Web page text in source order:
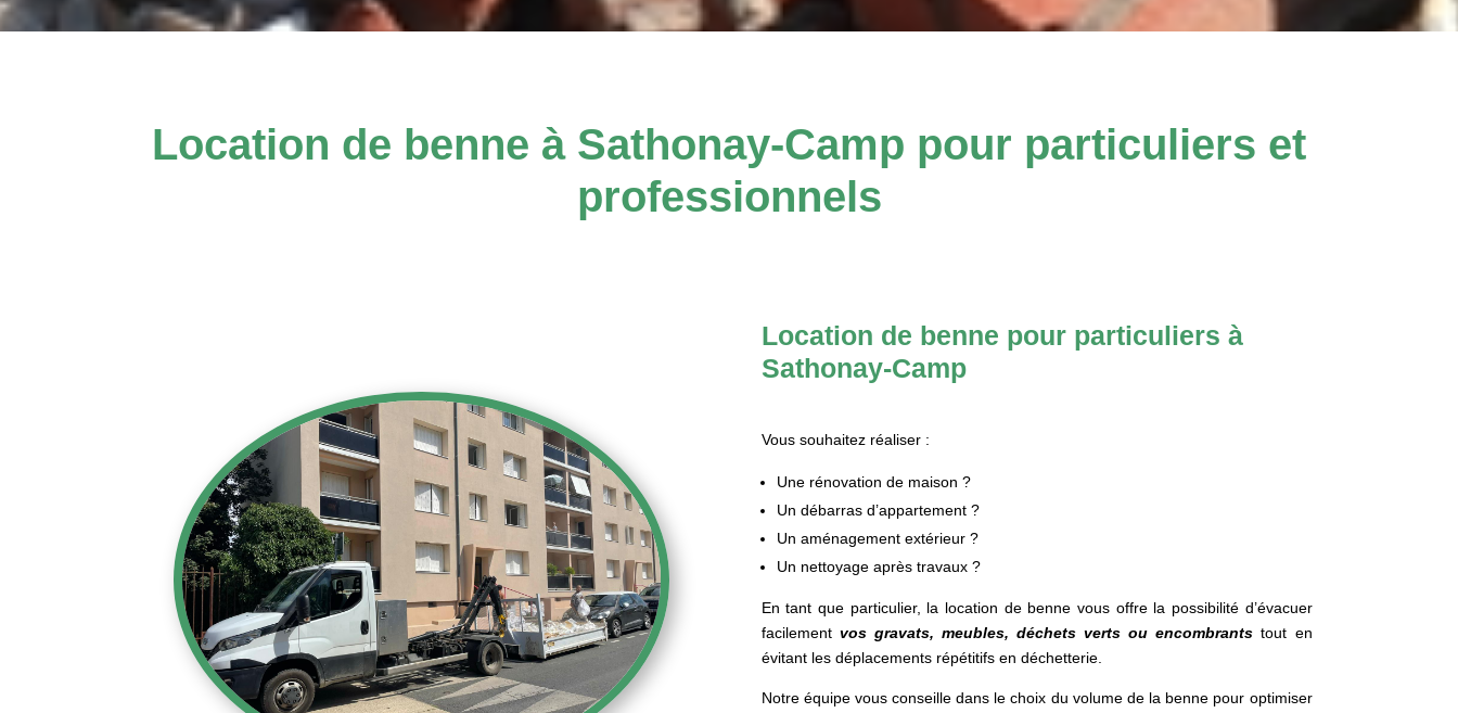
Location de benne à Sathonay-Camp pour particuliers et
professionnels
Location de benne pour particuliers à
Sathonay-Camp
Vous souhaitez réaliser :
Une rénovation de maison ?
Un débarras d’appartement ?
Un aménagement extérieur ?
Un nettoyage après travaux ?
En tant que particulier, la location de benne vous offre la possibilité d’évacuer
facilement vos gravats, meubles, déchets verts ou encombrants tout en
évitant les déplacements répétitifs en déchetterie.
Notre équipe vous conseille dans le choix du volume de la benne pour optimiser